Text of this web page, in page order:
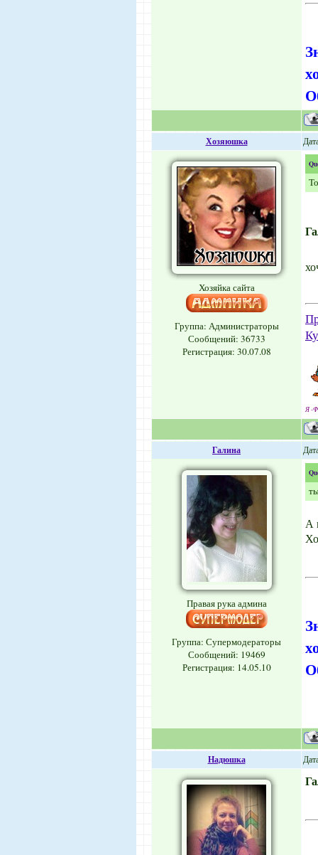
Хозяюшка
Хозяйка сайта
Группа: Администраторы
Сообщений: 36733
Регистрация: 30.07.08
Я -
Галина
Правая рука админа
Группа: Супермодераторы
Сообщений: 19469
Регистрация: 14.05.10
А
Надюшка